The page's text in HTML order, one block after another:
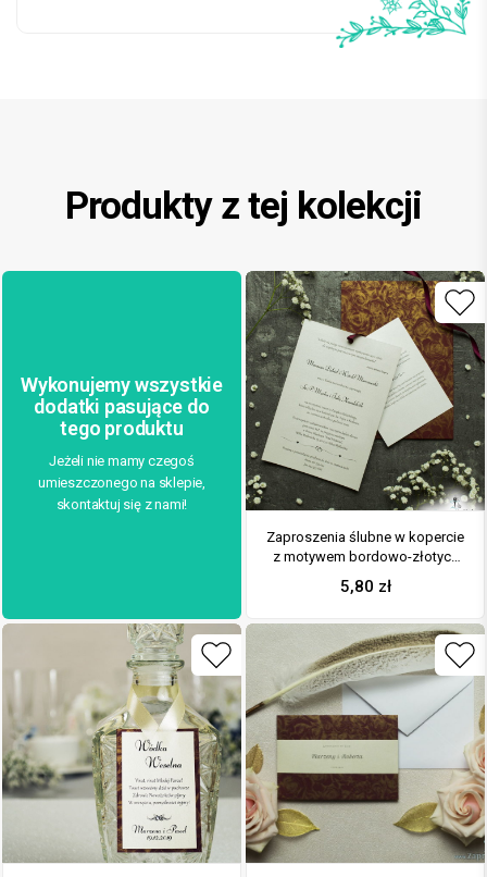
Produkty z tej kolekcji
Wykonujemy wszystkie
dodatki pasujące do
tego produktu
Jeżeli nie mamy czegoś
umieszczonego na sklepie,
skontaktuj się z nami!
Zaproszenia ślubne w kopercie
z motywem bordowo-złotych
róż. ZAP-62-52
5,80 zł